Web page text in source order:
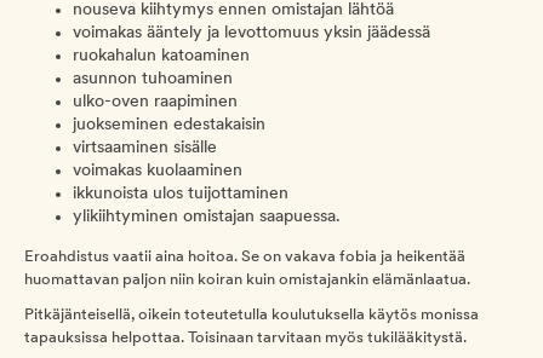
nouseva kiihtymys ennen omistajan lähtöä
voimakas ääntely ja levottomuus yksin jäädessä
ruokahalun katoaminen
asunnon tuhoaminen
ulko-oven raapiminen
juokseminen edestakaisin
virtsaaminen sisälle
voimakas kuolaaminen
ikkunoista ulos tuijottaminen
ylikiihtyminen omistajan saapuessa.
Eroahdistus vaatii aina hoitoa. Se on vakava fobia ja heikentää
huomattavan paljon niin koiran kuin omistajankin elämänlaatua.
Pitkäjänteisellä, oikein toteutetulla koulutuksella käytös monissa
tapauksissa helpottaa. Toisinaan tarvitaan myös tukilääkitystä.